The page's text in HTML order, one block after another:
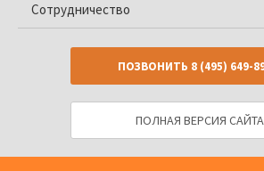
Сотрудничество
ПОЗВОНИТЬ 8 (495) 649-
ПОЛНАЯ ВЕРСИЯ САЙТА